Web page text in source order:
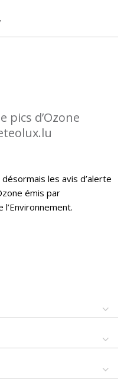
pics d’Ozone
les avis d’alerte
émis par
l’Environnement.